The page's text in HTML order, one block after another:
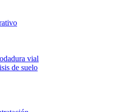
vial
de suelo